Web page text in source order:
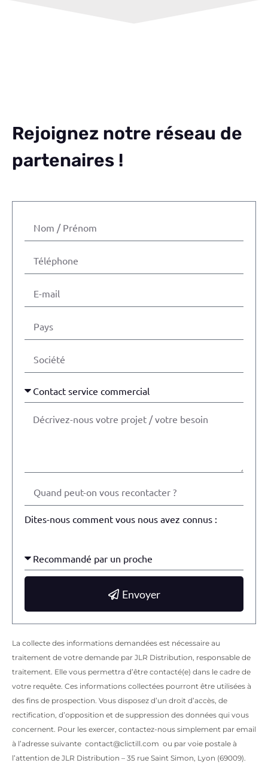
Rejoignez notre réseau de
partenaires !
Dites-nous comment vous nous avez connus :
Envoyer
La collecte des informations demandées est nécessaire au
traitement de votre demande par JLR Distribution, responsable de
traitement. Elle vous permettra d’être contacté(e) dans le cadre de
votre requête. Ces informations collectées pourront être utilisées à
des fins de prospection. Vous disposez d’un droit d’accès, de
rectification, d’opposition et de suppression des données qui vous
concernent. Pour les exercer, contactez-nous simplement par email
à l’adresse suivante contact@clictill.com ou par voie postale à
l’attention de JLR Distribution – 35 rue Saint Simon, Lyon (69009).